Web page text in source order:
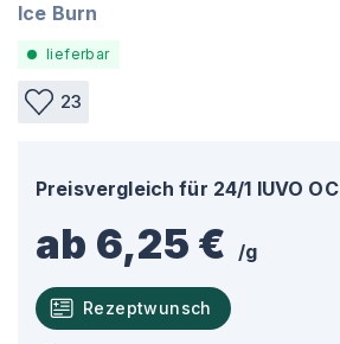
Ice Burn
lieferbar
23
Preisvergleich für 24/1 IUVO OC
ab 6,25 € /g
Rezeptwunsch